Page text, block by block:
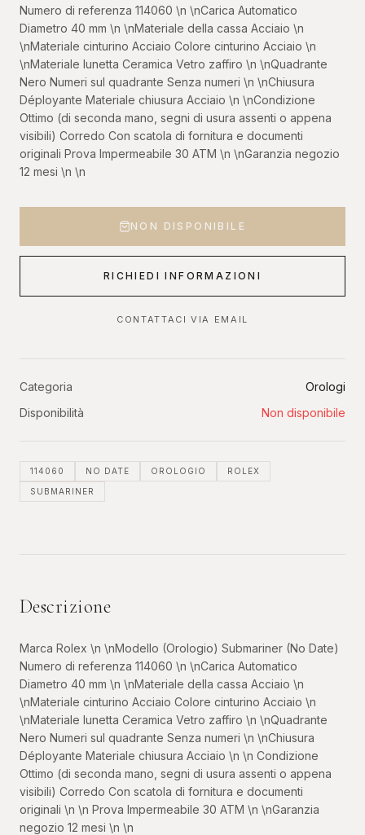
Numero di referenza 114060 \n \nCarica Automatico
Diametro 40 mm \n \nMateriale della cassa Acciaio \n
\nMateriale cinturino Acciaio Colore cinturino Acciaio \n
\nMateriale lunetta Ceramica Vetro zaffiro \n \nQuadrante
Nero Numeri sul quadrante Senza numeri \n \nChiusura
Déployante Materiale chiusura Acciaio \n \nCondizione
Ottimo (di seconda mano, segni di usura assenti o appena
visibili) Corredo Con scatola di fornitura e documenti
originali Prova Impermeabile 30 ATM \n \nGaranzia negozio
12 mesi \n \n
NON DISPONIBILE
RICHIEDI INFORMAZIONI
CONTATTACI VIA EMAIL
Categoria
Orologi
Disponibilità
Non disponibile
114060 NO DATE OROLOGIO ROLEX
SUBMARINER
Descrizione
Marca Rolex \n \nModello (Orologio) Submariner (No Date)
Numero di referenza 114060 \n \nCarica Automatico
Diametro 40 mm \n \nMateriale della cassa Acciaio \n
\nMateriale cinturino Acciaio Colore cinturino Acciaio \n
\nMateriale lunetta Ceramica Vetro zaffiro \n \nQuadrante
Nero Numeri sul quadrante Senza numeri \n \nChiusura
Déployante Materiale chiusura Acciaio \n \n Condizione
Ottimo (di seconda mano, segni di usura assenti o appena
visibili) Corredo Con scatola di fornitura e documenti
originali \n \n Prova Impermeabile 30 ATM \n \nGaranzia
negozio 12 mesi \n \n